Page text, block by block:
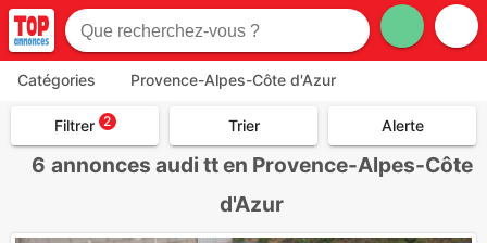
Catégories Provence-Alpes-Côte d'Azur
Filtrer 2 Trier Alerte
6 annonces audi tt en Provence-Alpes-Côte
d'Azur